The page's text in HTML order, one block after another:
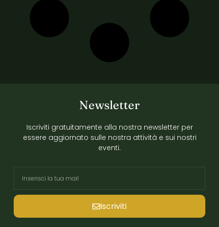
Newsletter
Iscriviti gratuitamente alla nostra newsletter per
essere aggiornato sulle nostra attività e sui nostri
eventi.
Iscriviti